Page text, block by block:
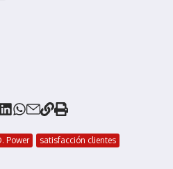
Power satisfacción clientes